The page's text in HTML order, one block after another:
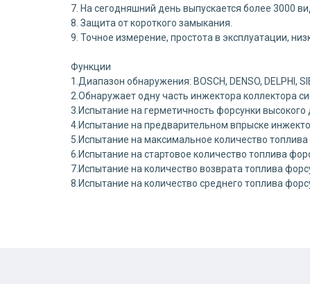
7. На сегодняшний день выпускается более 3000
8. Защита от короткого замыкания.
9. Точное измерение, простота в эксплуатации,
Функции
1.Диапазон обнаружения: BOSCH, DENSO, DELPHI,
2.Обнаружает одну часть инжектора коллектора
3.Испытание на герметичность форсунки высокого
4.Испытание на предварительном впрыске
5.Испытание на максимальное количество
6.Испытание на стартовое количество топлива
7.Испытание на количество возврата топлива
8.Испытание на количество среднего топлива